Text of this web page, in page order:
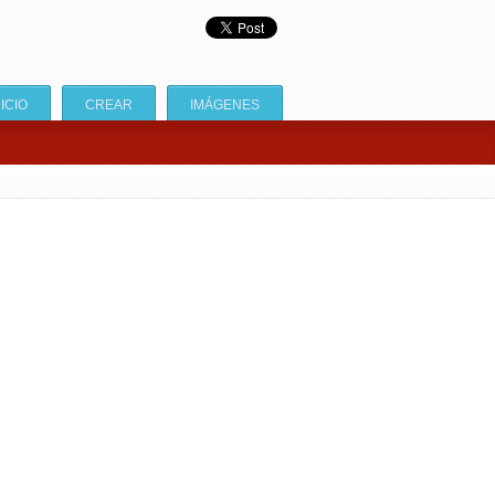
CREAR IMÁGENES